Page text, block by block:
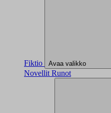
Fiktio Avaa valikko
Novellit Runot